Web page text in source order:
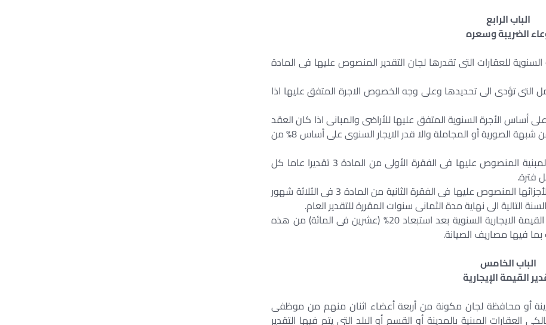
الباب الرابع
الضريبة وسعره
للعقارات التى تقدرها لجان التقدير المنصوص عليها فى المادة
التى تؤدى الى تحديدها وعلى وجه الخصوص الاجرة المتفق عليها اذا
أساس الأجرة السنوية المتفق عليها للأراضى والمبانى اذا كان العقد
شاملا لأرض ومبانى المصنع أو المعمل كله وخاليا من شبهة الصورية أو المجاملة والا قدر الايجار السنوى على أساس 8% من
تقدر القيمة الايجارية السنوية للعقارات المبنية المنصوص عليها فى الفقرة الأولى من المادة 3 تقديرا عاما كل
فترة.
كذا تقدر القيمة الايجارية السنوية للعقارات المبنية ولأجزائها المنصوص عليها فى الفقرة الثانية من المادة 3 فى الثلاثة شهور
التالية الى نهاية مدة الثمانى سنوات المقررة للتقدير العام.
يكون سعر الضريبة عشرة فى المائة من القيمة الايجارية السنوية بعد استبعاد 20% (عشرين فى المائة) من هذه
فيها مصاريف الصيانة.
الباب الخامس
القيمة الإيجارية
أو محافظة لجان مكونة من أربعة أعضاء اثنان منهم من موظفى
المبنية بالمدينة أو القسم أو البلد التى يتم فيها التقدير